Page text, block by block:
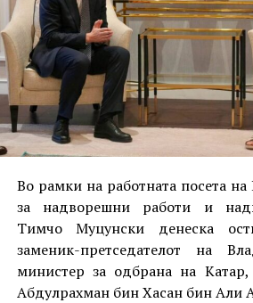
Во рамки на работната посета
за надворешни работи и
Тимчо Муцунски денеска
заменик-претседателот на
министер за одбрана на
Абдулрахман бин Хасан бин Али